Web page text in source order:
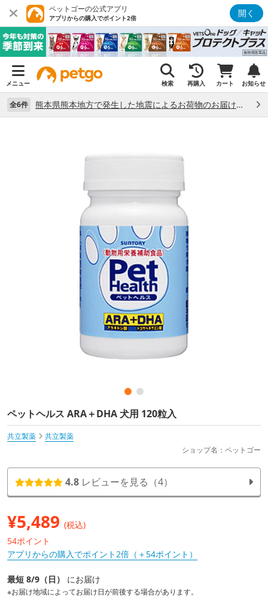
ペットゴーの公式アプリ
アプリからの購入でポイント2倍 開く
メニュー 検索 再購入 カート お知らせ
全6件 熊本県熊本地方で発生した地震によるお荷物のお届け状況について （7/28）
ペットヘルス ARA＋DHA 犬用 120粒入
共立製薬
共立製薬
ショップ名：ペットゴー
4.8 レビューを見る（4）
¥5,489 (税込)
54ポイント
アプリからの購入でポイント2倍（＋54ポイント）
最短 8/9（日） にお届け
※お届け地域によってお届け日が前後する場合があります。